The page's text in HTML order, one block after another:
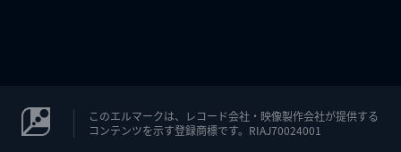
このエルマークは、レコード会社・映像製作会社が提供する
コンテンツを示す登録商標です。RIAJ70024001